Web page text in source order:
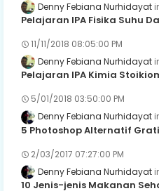
Denny Febiana Nurhidayat
Pelajaran IPA Fisika Suhu
11/11/2018 08:05:00 PM
Denny Febiana Nurhidayat
Pelajaran IPA Kimia
5/01/2018 03:50:00 PM
Denny Febiana Nurhidayat
5 Photoshop Alternatif
2/03/2017 07:27:00 PM
Denny Febiana Nurhidayat
10 Jenis-jenis Makanan